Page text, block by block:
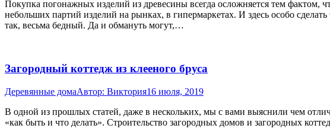
Покупка погонажных изделий из древесины всегда осложняется тем фактом,
небольших партий изделий на рынках, в гипермаркетах. И здесь особо
так, весьма бедный. Да и обмануть могут,…
Загородный коттедж из клееного бруса
Деревянные домаАвтор: Виктория16 июля, 2019
В одной из прошлых статей, даже в нескольких, мы с вами выяснили чем
«как быть и что делать». Строительство загородных домов и загородных